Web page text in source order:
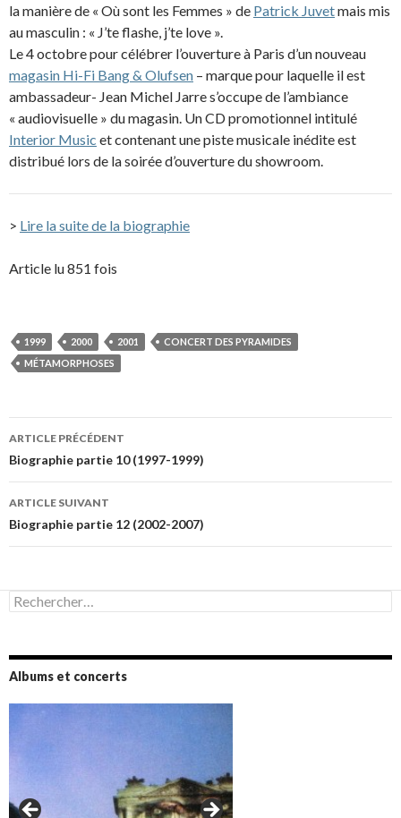
la manière de « Où sont les Femmes » de Patrick Juvetmais mis
au masculin : « J’te flashe, j’te love ».
Le 4 octobre pour célébrer l’ouverture à Paris d’un nouveau
magasin Hi-Fi Bang & Olufsen – marque pour laquelle il est
ambassadeur- Jean Michel Jarre s’occupe de l’ambiance
« audiovisuelle » du magasin. Un CD promotionnel intitulé
Interior Music et contenant une piste musicale inédite est
distribué lors de la soirée d’ouverture du showroom.
> Lire la suite de la biographie
Article lu 851 fois
1999 2000 2001
CONCERT DES PYRAMIDES
MÉTAMORPHOSES
Navigation
des
articles
ARTICLE PRÉCÉDENT
Biographie partie 10 (1997-1999)
ARTICLE SUIVANT
Biographie partie 12 (2002-2007)
Rechercher :
Albums et concerts